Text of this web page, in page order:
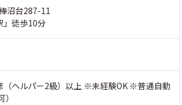
沼台287-11
」徒歩10分
ヘルパー2級）以上 ※未経験OK ※普通自動